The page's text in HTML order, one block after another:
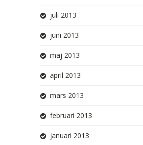
juli 2013
juni 2013
maj 2013
april 2013
mars 2013
februari 2013
januari 2013